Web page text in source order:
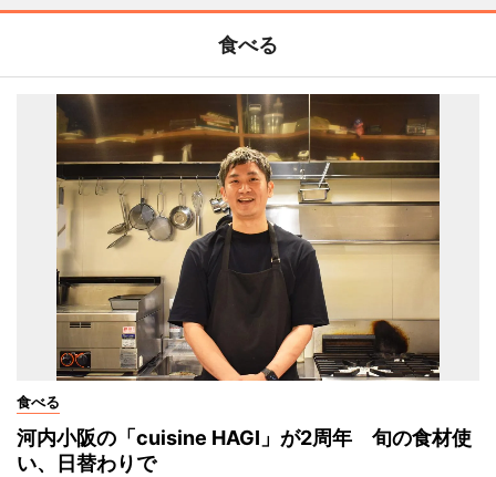
食べる
食べる
河内小阪の「cuisine HAGI」が2周年 旬の食材使
い、日替わりで